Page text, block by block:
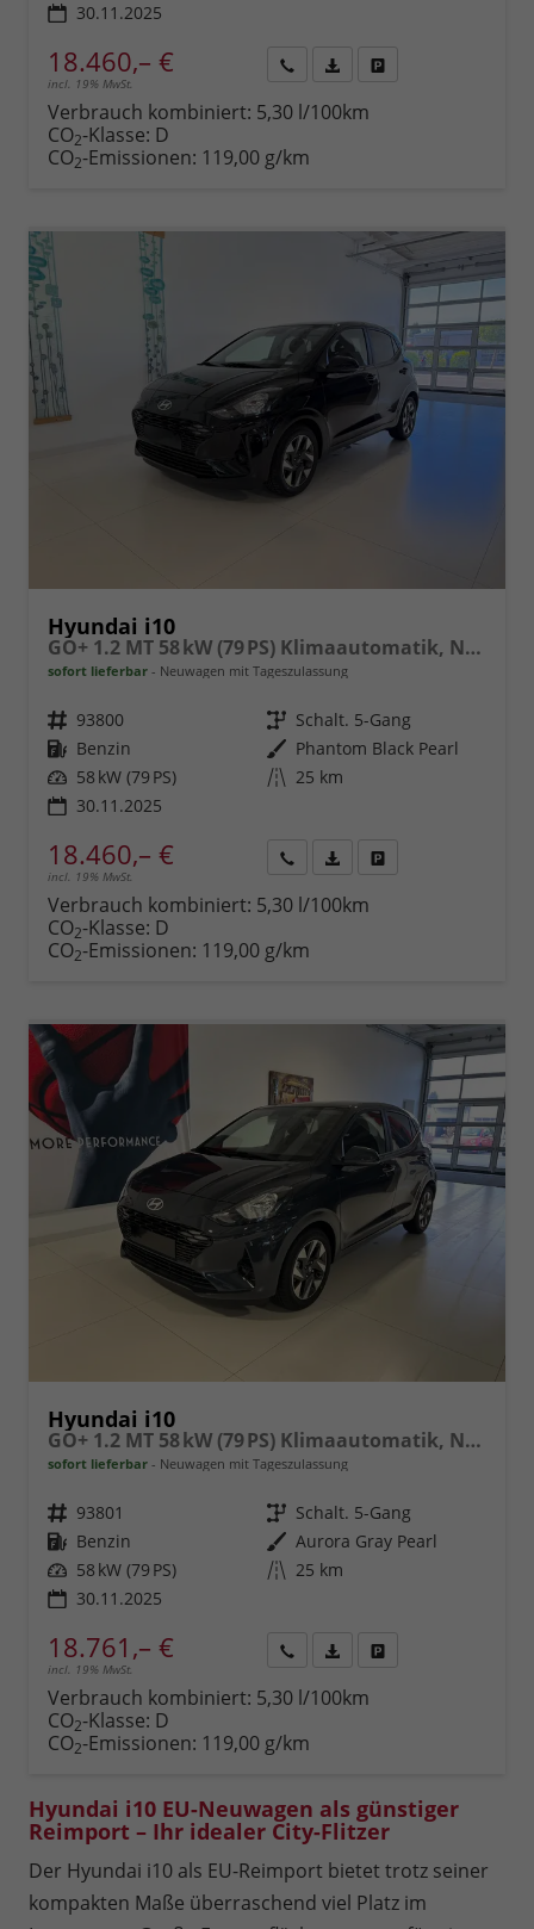
30.11.2025
18.460,– €
incl. 19% MwSt.
anfordern
Datei,
Verbrauch kombiniert: 5,30 l/100km
CO2-Klasse: D
CO2-Emissionen: 119,00 g/km
Hyundai i10
GO+ 1.2 MT 58 kW (79 PS) Klimaautomatik, Navigationssystem, Apple CarPlay & Android Auto, Sitzheizung, Lenkradheizung, Einparkhilfe hinten, Rückfahrkamera, Privacy Glass, 15" Leichtmetallfelgen, uvm.
sofort lieferbar Neuwagen mit Tageszulassung
Fahrzeugnr. 93800 Getriebe Schalt. 5-Gang
Kraftstoff Benzin Außenfarbe Phantom Black Pearl
Leistung 58 kW (79 PS) Kilometerstand 25 km
30.11.2025
18.460,– €
incl. 19% MwSt.
anfordern
Datei,
Verbrauch kombiniert: 5,30 l/100km
CO2-Klasse: D
CO2-Emissionen: 119,00 g/km
Hyundai i10
GO+ 1.2 MT 58 kW (79 PS) Klimaautomatik, Navigationssystem, Apple CarPlay & Android Auto, Sitzheizung, Lenkradheizung, Einparkhilfe hinten, Rückfahrkamera, Privacy Glass, 15" Leichtmetallfelgen, uvm.
sofort lieferbar Neuwagen mit Tageszulassung
Fahrzeugnr. 93801 Getriebe Schalt. 5-Gang
Kraftstoff Benzin Außenfarbe Aurora Gray Pearl
Leistung 58 kW (79 PS) Kilometerstand 25 km
30.11.2025
18.761,– €
incl. 19% MwSt.
anfordern
Datei,
Verbrauch kombiniert: 5,30 l/100km
CO2-Klasse: D
CO2-Emissionen: 119,00 g/km
Hyundai i10 EU-Neuwagen als günstiger
Reimport – Ihr idealer City-Flitzer
Der Hyundai i10 als EU-Reimport bietet trotz seiner
kompakten Maße überraschend viel Platz im